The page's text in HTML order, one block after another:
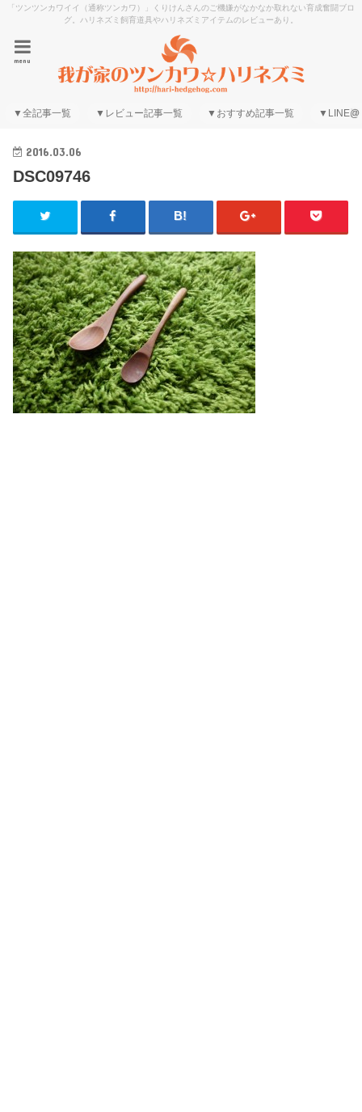
「ツンツンカワイイ（通称ツンカワ）」くりけんさんのご機嫌がなかなか取れない育成奮闘ブロ
グ。ハリネズミ飼育道具やハリネズミアイテムのレビューあり。
menu
▼全記事一覧 ▼レビュー記事一覧 ▼おすすめ記事一覧 ▼LINE@
2016.03.06
DSC09746